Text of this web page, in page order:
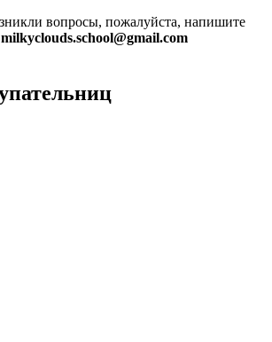
вопросы, пожалуйста, напишите
milkyclouds.school@gmail.com